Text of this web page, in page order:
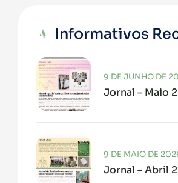
Informativos
Jornal – Maio
9 DE JUNHO DE
Jornal – Abril
9 DE MAIO DE